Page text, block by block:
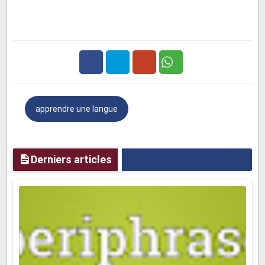
vidéo qui transmettent des émissions à un public. Le
public peut être le grand public ou un sous-public
adultes.
par diffusion radio ou par câble, souvent simultanément
Une colonne est une pièce récurrente ou un article dans
un journal, un magazine ou une autre publication. Les
colonnes sont écrites par les chroniqueurs .
apprendre une langue
Derniers articles